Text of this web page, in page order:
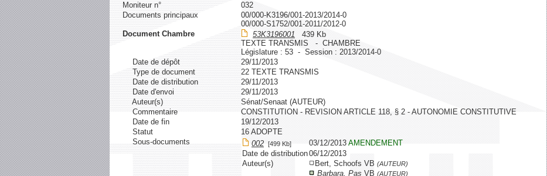
Moniteur n°
032
Documents principaux
00/000-K3196/001-2013/2014-0
00/000-S1752/001-2011/2012-0
Document Chambre
53K3196001 439 Kb
TEXTE TRANSMIS - CHAMBRE
Législature : 53 - Session : 2013/2014-0
Date de dépôt
29/11/2013
Type de document
22 TEXTE TRANSMIS
Date de distribution
29/11/2013
Date d'envoi
29/11/2013
Auteur(s)
Sénat/Senaat (AUTEUR)
Commentaire
CONSTITUTION - REVISION ARTICLE 118, § 2 - AUTONOMIE CONSTITUTIVE
Date de fin
19/12/2013
Statut
16 ADOPTE
Sous-documents
002 [499 Kb] 03/12/2013 AMENDEMENT
Date de distribution06/12/2013
Auteur(s)
Bert, Schoofs VB (AUTEUR)
Barbara, Pas VB (AUTEUR)